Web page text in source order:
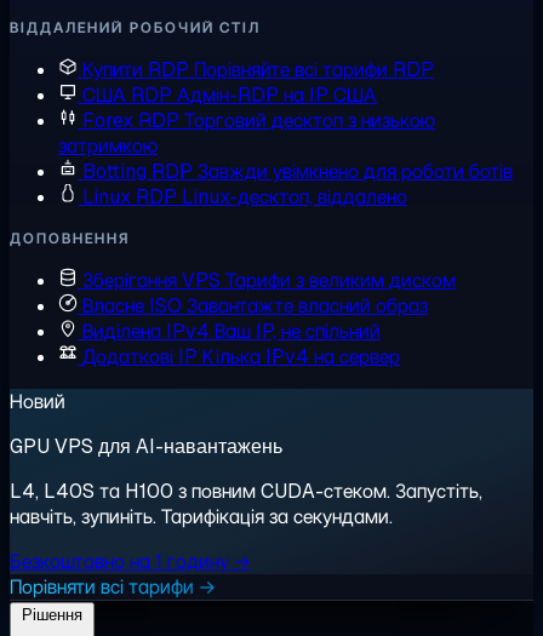
ВІДДАЛЕНИЙ РОБОЧИЙ СТІЛ
Купити RDP Порівняйте всі тарифи RDP
США RDP Адмін-RDP на IP США
Forex RDP Торговий десктоп з низькою
затримкою
Botting RDP Завжди увімкнено для роботи ботів
Linux RDP Linux-десктоп, віддалено
ДОПОВНЕННЯ
Зберігання VPS Тарифи з великим диском
Власне ISO Завантажте власний образ
Виділена IPv4 Ваш IP, не спільний
Додаткові IP Кілька IPv4 на сервер
Новий
GPU VPS для AI-навантажень
L4, L40S та H100 з повним CUDA-стеком. Запустіть,
навчіть, зупиніть. Тарифікація за секундами.
Безкоштовно на 1 годину →
Порівняти всі тарифи →